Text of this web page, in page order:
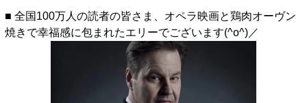
■ 全国100万人の読者の皆さま、オペラ映画と鶏肉オーヴン
焼きで幸福感に包まれたエリーでございます(^o^)／